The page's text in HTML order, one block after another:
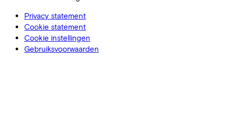
Privacy statement
Cookie statement
Cookie instellingen
Gebruiksvoorwaarden